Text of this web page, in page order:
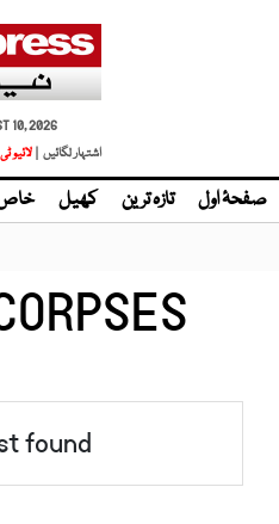
10, 2026
اشتہار لگائیں | لائیو
صفحۂ اول تازہ ترین کھیل
found